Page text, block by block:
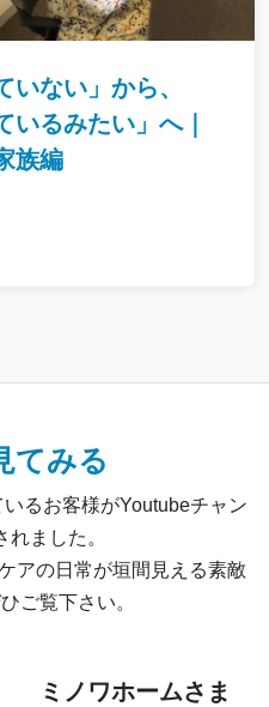
いない」から、
いるみたい」へ｜
族編
てみる
るお客様がYoutubeチャン
れました。
アの日常が垣間見える素敵
ご覧下さい。
ミノワホームさま